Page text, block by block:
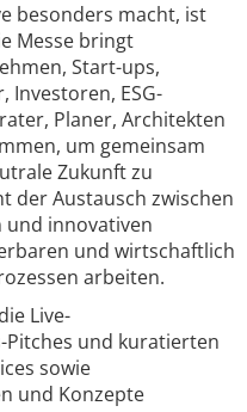
besonders macht, ist
Messe bringt
Start-ups,
Investoren, ESG-
Planer, Architekten
um gemeinsam
Zukunft zu
der Austausch zwischen
innovativen
und wirtschaftlich
arbeiten.
Live-
und kuratierten
sowie
und Konzepte